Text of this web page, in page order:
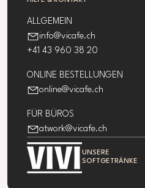
ALLGEMEIN
info@vicafe.ch
+41 43 960 38 20
ONLINE BESTELLUNGEN
online@vicafe.ch
FÜR BÜROS
atwork@vicafe.ch
UNSERE
SOFTGETRÄNKE